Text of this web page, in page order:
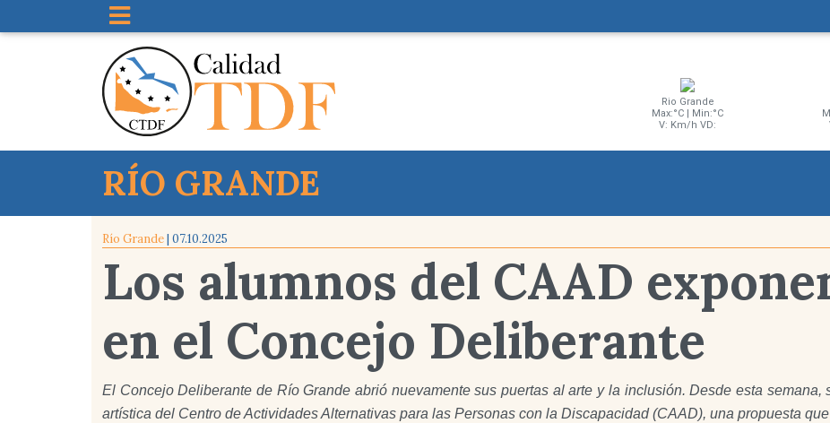
Rio Grande
Max:°C | Min:°C
V: Km/h VD:
RÍO GRANDE
Río Grande| 07.10.2025
Los alumnos del CAAD
en el Concejo Deliberante
El Concejo Deliberante de Río Grande abrió nuevamente sus puertas al arte y la inclusión. Desde esta
artística del Centro de Actividades Alternativas para las Personas con la Discapacidad (CAAD), una propuesta